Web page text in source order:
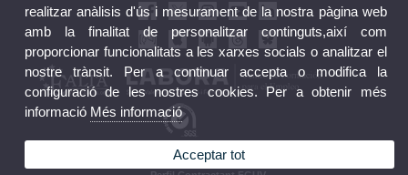
Bústia FGUV
realitzar anàlisis d'ús i mesurament de la nostra pàgina web
amb la finalitat de personalitzar continguts,així com
proporcionar funcionalitats a les xarxes socials o analitzar el
nostre trànsit. Per a continuar accepta o modifica la
configuració de les nostres cookies. Per a obtenir més
informació Més informació
Acceptar tot